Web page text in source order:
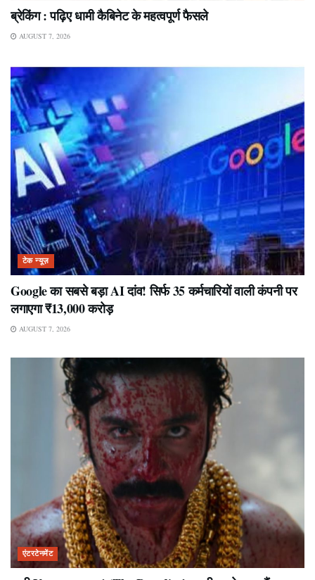
ब्रेकिंग : पढ़िए धामी कैबिनेट के महत्वपूर्ण फैसले
AUGUST 7, 2026
टेक न्यूज़
Google का सबसे बड़ा AI दांव! सिर्फ 35 कर्मचारियों वाली कंपनी पर
लगाएगा ₹13,000 करोड़
AUGUST 7, 2026
एंटरटेनमेंट